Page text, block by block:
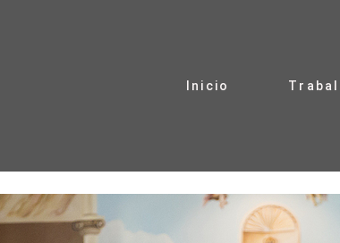
Inicio